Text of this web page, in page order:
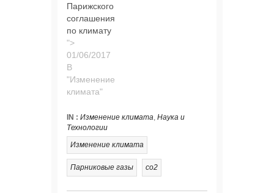
Парижского
соглашения
по климату
">
В
"Изменение
климата"
IN : Изменение климата, Наука и
Технологии
Изменение климата
Парниковые газы со2